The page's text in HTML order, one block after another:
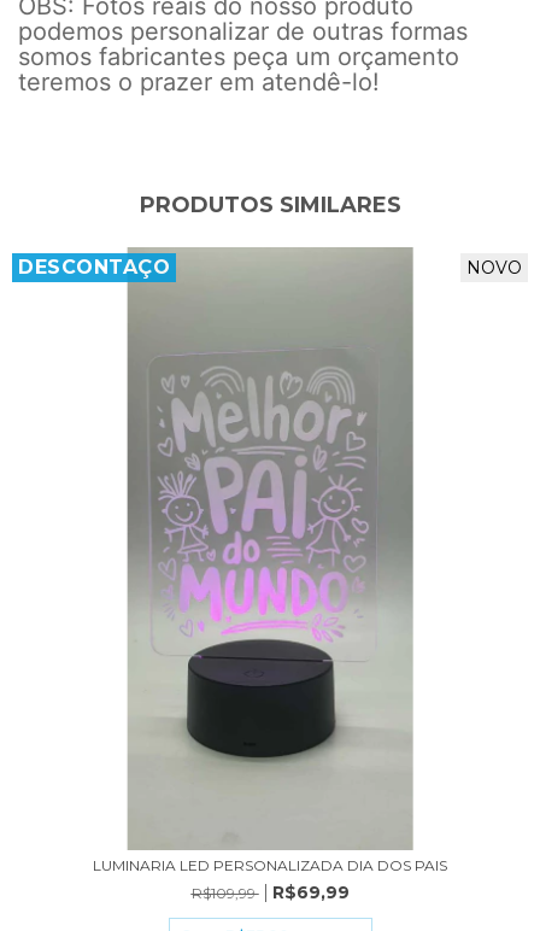
podemos personalizar de outras formas
somos fabricantes peça um orçamento
teremos o prazer em atendê-lo!
PRODUTOS SIMILARES
DESCONTAÇO NOVO
LUMINARIA LED PERSONALIZADA DIA DOS PAIS
R$109,99
R$69,99